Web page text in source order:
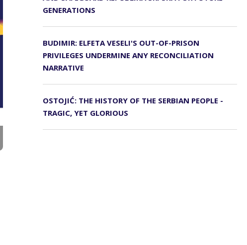
GENERATIONS
BUDIMIR: ELFETA VESELI'S OUT-OF-PRISON
PRIVILEGES UNDERMINE ANY RECONCILIATION
NARRATIVE
OSTOJIĆ: THE HISTORY OF THE SERBIAN PEOPLE -
TRAGIC, YET GLORIOUS